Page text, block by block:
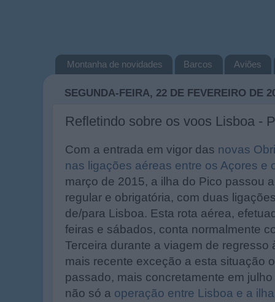
Montanha de novidades Barcos Aviões
SEGUNDA-FEIRA, 22 DE FEVEREIRO DE
Refletindo sobre os voos Lisboa -
Com a entrada em vigor das novas
nas ligações aéreas entre os Açores e
março de 2015, a ilha do Pico passou
regular e obrigatória, com duas
de/para Lisboa. Esta rota aérea,
feiras e sábados, conta normalmente
Terceira durante a viagem de regresso
mais recente exceção a esta situação
passado, mais concretamente em
não só a operação entre Lisboa e a